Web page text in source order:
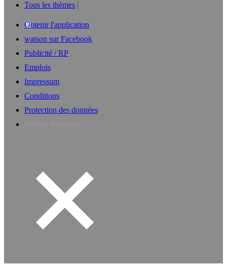
Tous les thèmes
Obtenir l'application
watson sur Facebook
Publicité / RP
Emplois
Impressum
Conditions
Protection des données